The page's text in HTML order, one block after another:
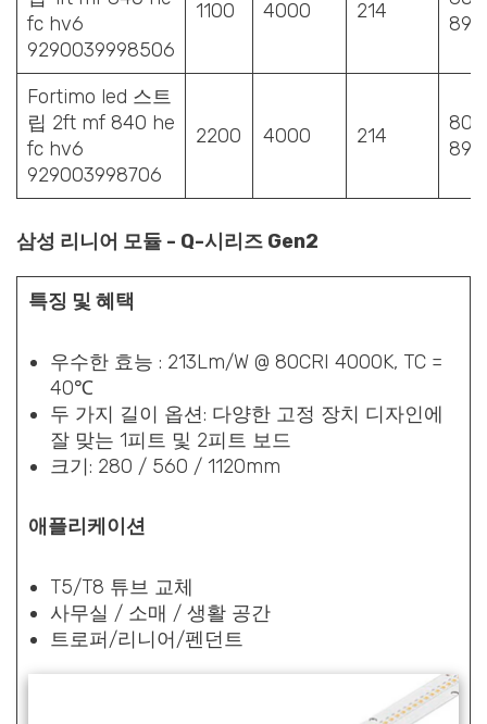
fc hv6
9290039998506
1100 4000 214
89
Fortimo led 스트
립 2ft mf 840 he
fc hv6
929003998706
2200 4000 214
80-
89
삼성 리니어 모듈 - Q-시리즈 Gen2
특징 및 혜택
우수한 효능 : 213Lm/W @ 80CRI 4000K, TC =
40℃
두 가지 길이 옵션: 다양한 고정 장치 디자인에
잘 맞는 1피트 및 2피트 보드
크기: 280 / 560 / 1120mm
애플리케이션
T5/T8 튜브 교체
사무실 / 소매 / 생활 공간
트로퍼/리니어/펜던트